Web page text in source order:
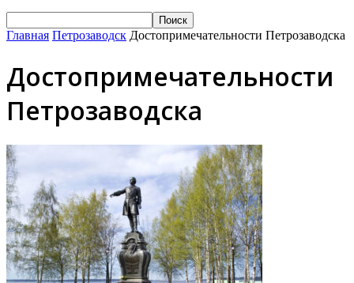
Главная Петрозаводск Достопримечательности Петрозаводска
Достопримечательности
Петрозаводска